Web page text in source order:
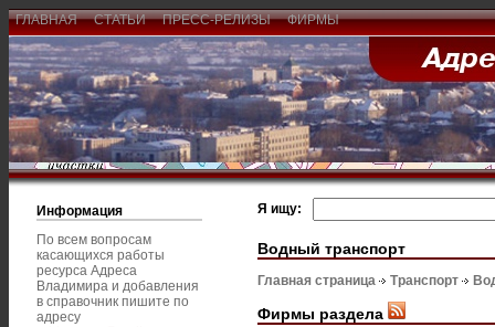
ГЛАВНАЯ СТАТЬИ ПРЕСС-РЕЛИЗЫ ФИРМЫ
Информация
По всем вопросам
касающихся работы
ресурса Адреса
Владимира и добавления
в справочник пишите по
адресу
Я ищу:
Водный транспорт
Главная страница Транспорт
Фирмы раздела